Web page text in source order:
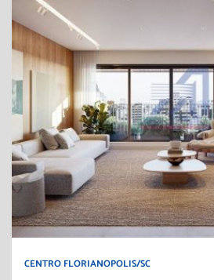
CENTRO FLORIANOPOLIS/SC